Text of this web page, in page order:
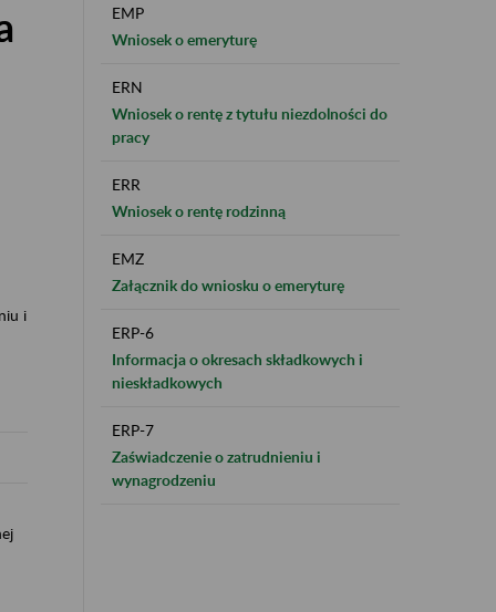
i
EMP
Wniosek o emeryturę
ERN
Wniosek o rentę z tytułu niezdolności do
pracy
ERR
Wniosek o rentę rodzinną
EMZ
Załącznik do wniosku o emeryturę
ERP-6
Informacja o okresach składkowych i
nieskładkowych
ERP-7
Zaświadczenie o zatrudnieniu i
wynagrodzeniu